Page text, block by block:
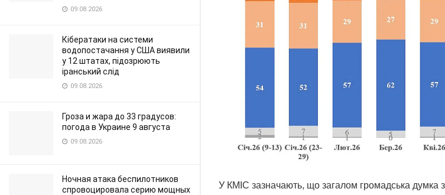
09.08.2026
Кібератаки на системи
водопостачання у США виявили
у 12 штатах, підозрюють
іранський слід
09.08.2026
Гроза и жара до 33 градусов:
погода в Украине 9 августа
09.08.2026
Ночная атака беспилотников
спровоцировала серию мощных
У КМІС зазначають, що загалом громадська думка